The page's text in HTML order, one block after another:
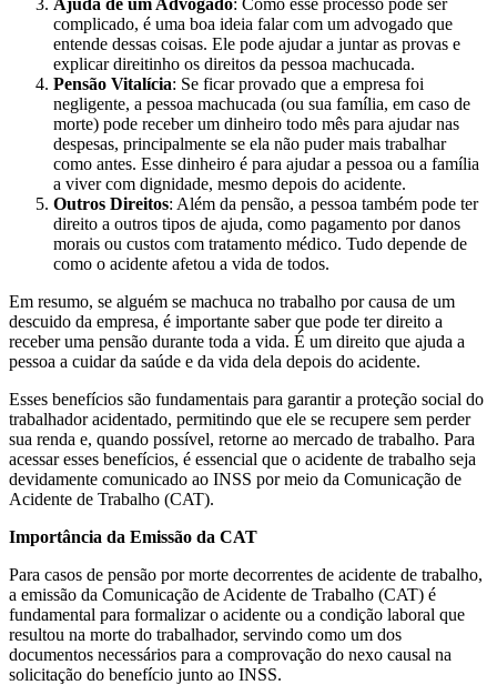
complicado, é uma boa ideia falar com um advogado que
entende dessas coisas. Ele pode ajudar a juntar as provas e
explicar direitinho os direitos da pessoa machucada.
Pensão Vitalícia: Se ficar provado que a empresa foi
negligente, a pessoa machucada (ou sua família, em caso de
morte) pode receber um dinheiro todo mês para ajudar nas
despesas, principalmente se ela não puder mais trabalhar
como antes. Esse dinheiro é para ajudar a pessoa ou a família
a viver com dignidade, mesmo depois do acidente.
Outros Direitos: Além da pensão, a pessoa também pode ter
direito a outros tipos de ajuda, como pagamento por danos
morais ou custos com tratamento médico. Tudo depende de
como o acidente afetou a vida de todos.
Em resumo, se alguém se machuca no trabalho por causa de um
descuido da empresa, é importante saber que pode ter direito a
receber uma pensão durante toda a vida. É um direito que ajuda a
pessoa a cuidar da saúde e da vida dela depois do acidente.
Esses benefícios são fundamentais para garantir a proteção social do
trabalhador acidentado, permitindo que ele se recupere sem perder
sua renda e, quando possível, retorne ao mercado de trabalho. Para
acessar esses benefícios, é essencial que o acidente de trabalho seja
devidamente comunicado ao INSS por meio da Comunicação de
Acidente de Trabalho (CAT).
Importância da Emissão da CAT
Para casos de pensão por morte decorrentes de acidente de trabalho,
a emissão da Comunicação de Acidente de Trabalho (CAT) é
fundamental para formalizar o acidente ou a condição laboral que
resultou na morte do trabalhador, servindo como um dos
documentos necessários para a comprovação do nexo causal na
solicitação do benefício junto ao INSS.